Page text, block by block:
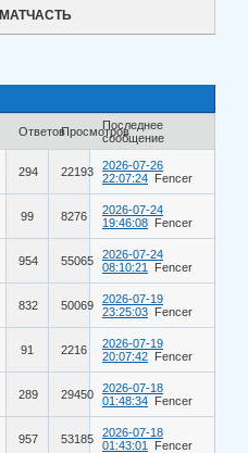
МАТЧАСТЬ
ОтветовПросмотровПоследнее
сообщение
294 22193
2026-07-26
22:07:24 Fencer
99 8276
2026-07-24
19:46:08 Fencer
954 55065
2026-07-24
08:10:21
Fencer
832 50069
2026-07-19
23:25:03 Fencer
91 2216
2026-07-19
20:07:42 Fencer
289 29450
2026-07-18
01:48:34 Fencer
957 53185
2026-07-18
01:43:01
Fencer